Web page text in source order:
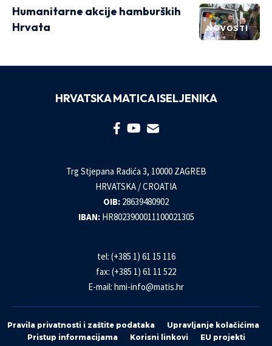
NOVOSTI
Humanitarne akcije hamburških
Hrvata
HRVATSKA MATICA ISELJENIKA
Trg Stjepana Radića 3, 10000 ZAGREB
HRVATSKA / CROATIA
OIB: 28639480902
IBAN: HR8023900011100021305
tel: (+385 1) 61 15 116
fax: (+385 1) 61 11 522
E-mail: hmi-info@matis.hr
Pravila privatnosti i zaštite podataka
Upravljanje kolačićima
Pristup informacijama
Korisni linkovi EU projekti